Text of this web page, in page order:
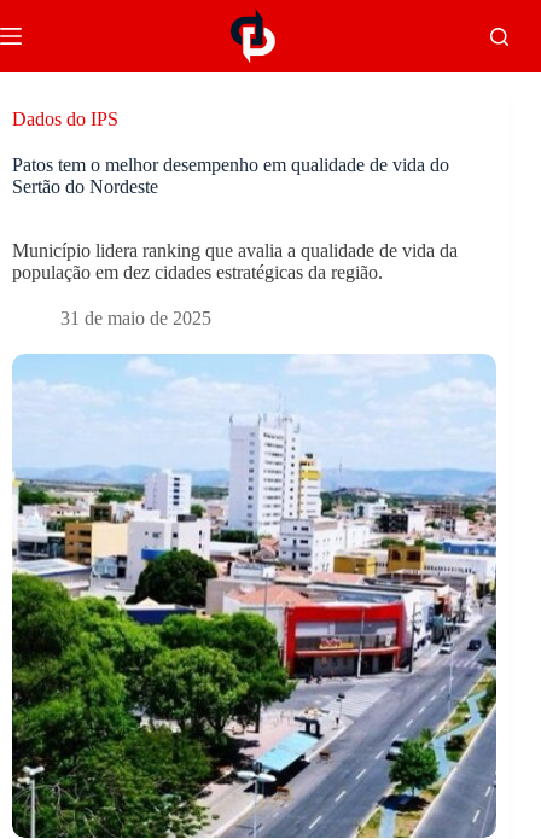
Dados do IPS
Patos tem o melhor desempenho em qualidade de vida do
Sertão do Nordeste
Município lidera ranking que avalia a qualidade de vida da
população em dez cidades estratégicas da região.
31 de maio de 2025